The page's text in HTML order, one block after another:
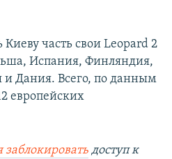
Киеву часть свои Leopard 2
Испания, Финляндия,
Дания. Всего, по данным
европейских
заблокировать доступ к